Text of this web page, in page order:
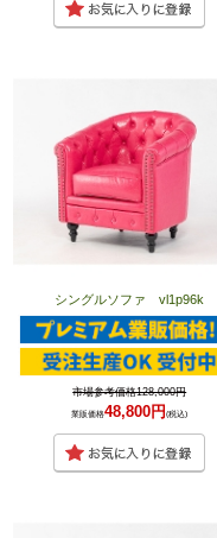
シングルソファ vl1p96k
市場参考価格128,000円
業販価格48,800円(税込)